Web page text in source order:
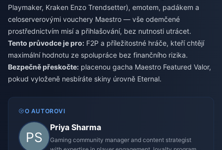
Playmaker, Kraken Enzo Trendsetter), emotem, padákem a
celoserverovými vouchery Maestro — vše odemčené
prostřednictvím misí a přihlašování, bez nutnosti utrácet.
Tento průvodce je pro: F2P a příležitostné hráče, kteří chtějí
maximální hodnotu ze spolupráce bez finančního rizika.
Bezpečně přeskočte: placenou gacha Maestro Featured Valor,
pokud vyloženě nesbíráte skiny úrovně Eternal.
O AUTOROVI
Priya Sharma
Gaming community manager and content strategist